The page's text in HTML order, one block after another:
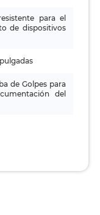
para el
de dispositivos
de Golpes para
del